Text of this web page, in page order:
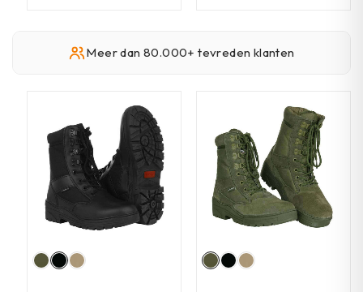
Meer dan 80.000+ tevreden klanten